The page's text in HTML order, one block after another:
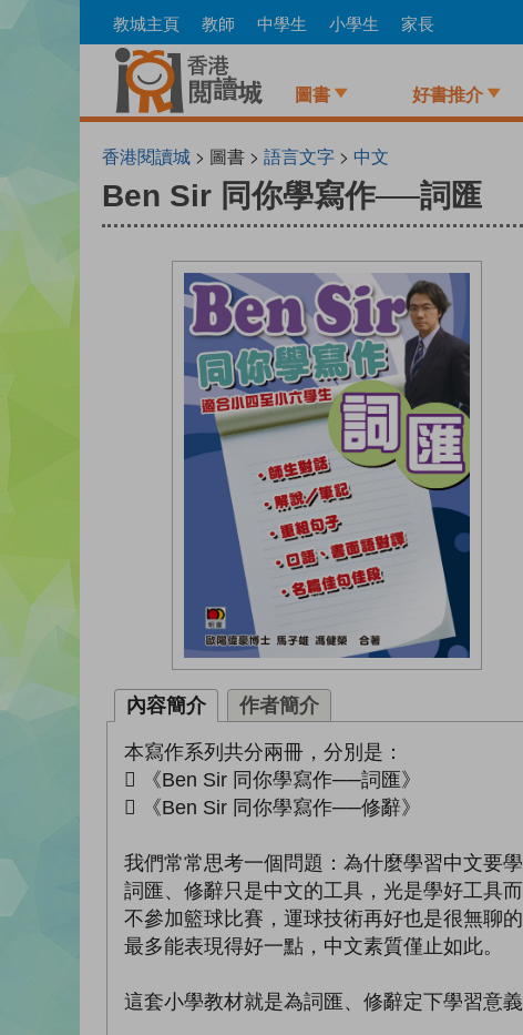
to
教城主頁 教師 中學生 小學生 家長
圖書 好書推介
香港閱讀城 > 圖書 > 語言文字 > 中文
Ben Sir 同你學寫作──詞匯
內容簡介 作者簡介
本寫作系列共分兩冊，分別是：
 《Ben Sir 同你學寫作──詞匯》
 《Ben Sir 同你學寫作──修辭》
我們常常思考一個問題：為什麼學習中文要
詞匯、修辭只是中文的工具，光是學好工具
不參加籃球比賽，運球技術再好也是很無聊
最多能表現得好一點，中文素質僅止如此。
這套小學教材就是為詞匯、修辭定下學習意